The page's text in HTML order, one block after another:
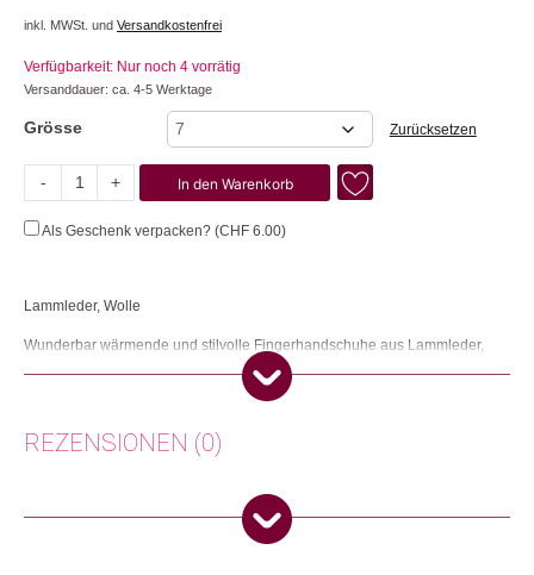
inkl. MWSt. und Versandkostenfrei
Verfügbarkeit: Nur noch 4 vorrätig
Versanddauer: ca. 4-5 Werktage
Grösse Zurücksetzen
- + In den Warenkorb
Als Geschenk verpacken? (CHF 6.00)
Lammleder, Wolle
Wunderbar wärmende und stilvolle Fingerhandschuhe aus Lammleder,
Artikelnummer: 112419
Weitere Produkte shoppen, die diesem Changemaker Kriterium
REZENSIONEN (0)
Es gibt noch keine Rezensionen.